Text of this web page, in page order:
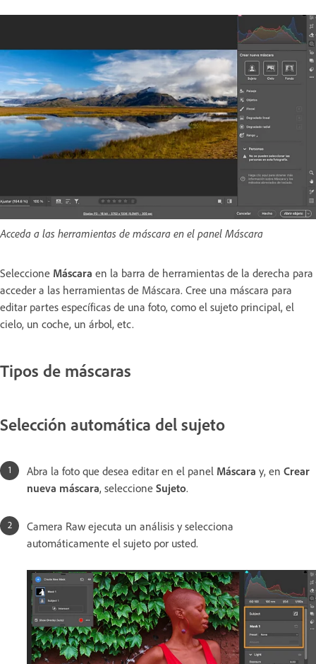
Acceda a las herramientas de máscara en el panel Máscara
Seleccione Máscara en la barra de herramientas de la derecha para
acceder a las herramientas de Máscara. Cree una máscara para
editar partes específicas de una foto, como el sujeto principal, el
cielo, un coche, un árbol, etc.
Tipos de máscaras
Selección automática del sujeto
Abra la foto que desea editar en el panel Máscara y, en Crear
nueva máscara, seleccione Sujeto.
Camera Raw ejecuta un análisis y selecciona
automáticamente el sujeto por usted.